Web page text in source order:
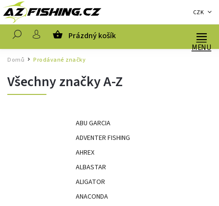
CZK
Prázdný košík
Domů / Prodávané značky
Všechny značky A-Z
ABU GARCIA
ADVENTER FISHING
AHREX
ALBASTAR
ALIGATOR
ANACONDA